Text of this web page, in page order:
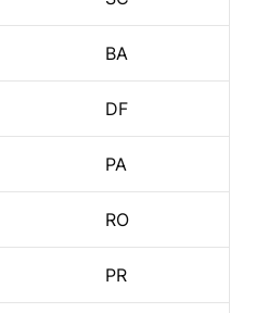
BA
DF
PA
RO
PR